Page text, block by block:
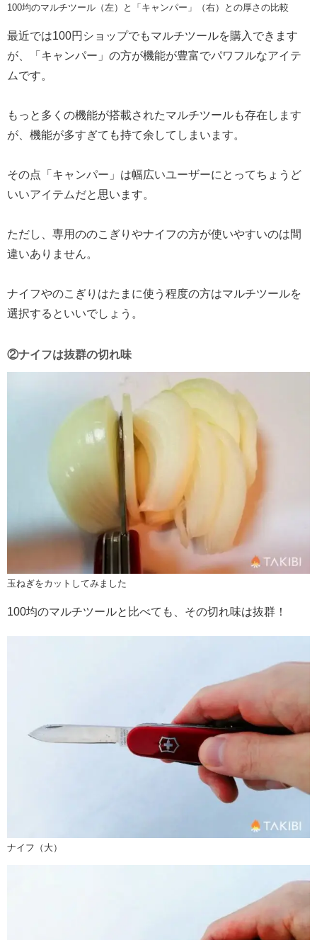
100均のマルチツール（左）と「キャンパー」（右）との厚さの比較
最近では100円ショップでもマルチツールを購入できます
が、「キャンパー」の方が機能が豊富でパワフルなアイテ
ムです。
もっと多くの機能が搭載されたマルチツールも存在します
が、機能が多すぎても持て余してしまいます。
その点「キャンパー」は幅広いユーザーにとってちょうど
いいアイテムだと思います。
ただし、専用ののこぎりやナイフの方が使いやすいのは間
違いありません。
ナイフやのこぎりはたまに使う程度の方はマルチツールを
選択するといいでしょう。
②ナイフは抜群の切れ味
玉ねぎをカットしてみました
100均のマルチツールと比べても、その切れ味は抜群！
ナイフ（大）